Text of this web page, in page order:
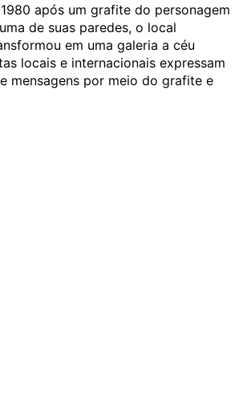
após um grafite do personagem
de suas paredes, o local
em uma galeria a céu
locais e internacionais expressam
mensagens por meio do grafite e